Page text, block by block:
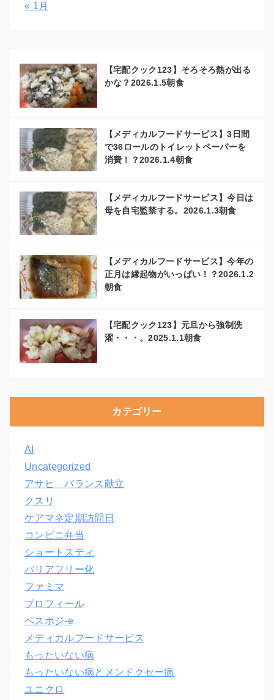
« 1月
【宅配クック123】そろそろ熱が出る
かな？2026.1.5朝食
【メディカルフードサービス】3日間
で36ロールのトイレットペーパーを
消費！？2026.1.4朝食
【メディカルフードサービス】今日は
母を自宅監禁する。2026.1.3朝食
【メディカルフードサービス】今年の
正月は縁起物がいっぱい！？2026.1.2
朝食
【宅配クック123】元旦から強制洗
濯・・・。2025.1.1朝食
カテゴリー
AI
Uncategorized
アサヒ バランス献立
クスリ
ケアマネ定期訪問日
コンビニ弁当
ショートスティ
バリアフリー化
ファミマ
プロフィール
ベスポジ-e
メディカルフードサービス
もったいない病
もったいない病とメンドクセー病
ユニクロ